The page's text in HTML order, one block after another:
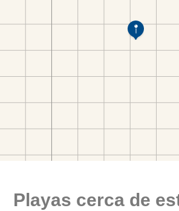
Playas cerca de